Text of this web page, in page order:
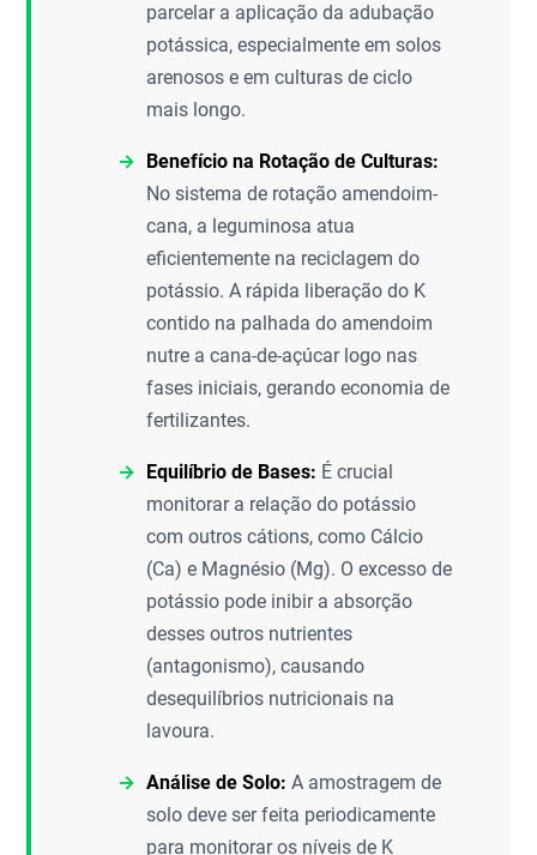
parcelar a aplicação da adubação
potássica, especialmente em solos
arenosos e em culturas de ciclo
mais longo.
Benefício na Rotação de Culturas:
No sistema de rotação amendoim-
cana, a leguminosa atua
eficientemente na reciclagem do
potássio. A rápida liberação do K
contido na palhada do amendoim
nutre a cana-de-açúcar logo nas
fases iniciais, gerando economia de
fertilizantes.
Equilíbrio de Bases: É crucial
monitorar a relação do potássio
com outros cátions, como Cálcio
(Ca) e Magnésio (Mg). O excesso de
potássio pode inibir a absorção
desses outros nutrientes
(antagonismo), causando
desequilíbrios nutricionais na
lavoura.
Análise de Solo: A amostragem de
solo deve ser feita periodicamente
para monitorar os níveis de K